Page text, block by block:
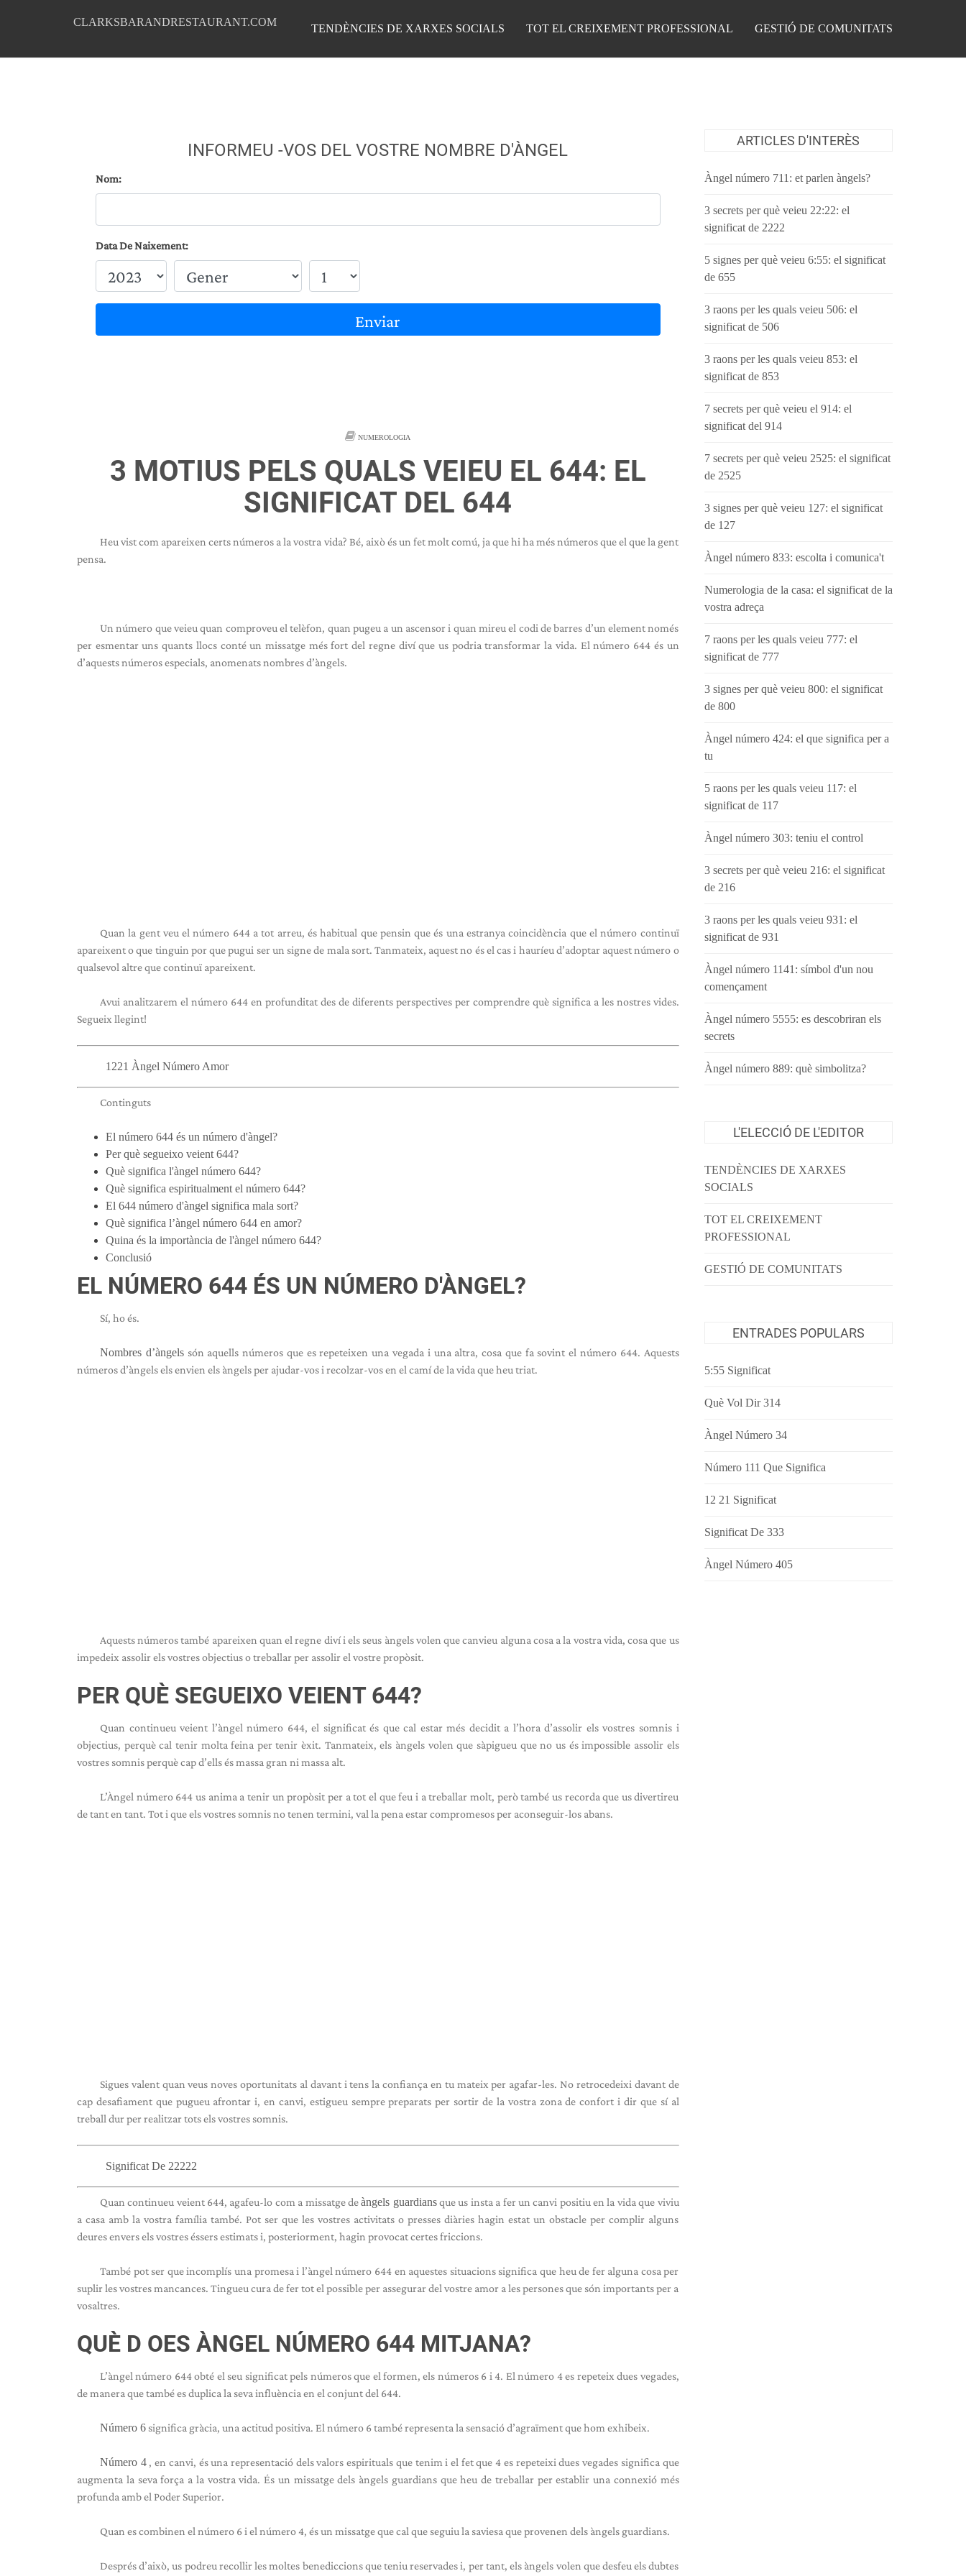
CLARKSBARANDRESTAURANT.COM
TENDÈNCIES DE XARXES SOCIALS TOT EL CREIXEMENT PROFESSIONAL GESTIÓ DE COMUNITATS
INFORMEU -VOS DEL VOSTRE NOMBRE D'ÀNGEL
Nom:
Data De Naixement:
Enviar
NUMEROLOGIA
3 MOTIUS PELS QUALS VEIEU EL 644: EL
SIGNIFICAT DEL 644
Heu vist com apareixen certs números a la vostra vida? Bé, això és un fet molt comú, ja que hi ha més números que el que la gent
pensa.
Un número que veieu quan comproveu el telèfon, quan pugeu a un ascensor i quan mireu el codi de barres d’un element només
per esmentar uns quants llocs conté un missatge més fort del regne diví que us podria transformar la vida. El número 644 és un
d’aquests números especials, anomenats nombres d’àngels.
Quan la gent veu el número 644 a tot arreu, és habitual que pensin que és una estranya coincidència que el número continuï
apareixent o que tinguin por que pugui ser un signe de mala sort. Tanmateix, aquest no és el cas i hauríeu d’adoptar aquest número o
qualsevol altre que continuï apareixent.
Avui analitzarem el número 644 en profunditat des de diferents perspectives per comprendre què significa a les nostres vides.
Segueix llegint!
1221 Àngel Número Amor
Continguts
El número 644 és un número d'àngel?
Per què segueixo veient 644?
Què significa l'àngel número 644?
Què significa espiritualment el número 644?
El 644 número d'àngel significa mala sort?
Què significa l’àngel número 644 en amor?
Quina és la importància de l'àngel número 644?
Conclusió
EL NÚMERO 644 ÉS UN NÚMERO D'ÀNGEL?
Sí, ho és.
Nombres d’àngelssón aquells números que es repeteixen una vegada i una altra, cosa que fa sovint el número 644. Aquests
números d’àngels els envien els àngels per ajudar-vos i recolzar-vos en el camí de la vida que heu triat.
Aquests números també apareixen quan el regne diví i els seus àngels volen que canvieu alguna cosa a la vostra vida, cosa que us
impedeix assolir els vostres objectius o treballar per assolir el vostre propòsit.
PER QUÈ SEGUEIXO VEIENT 644?
Quan continueu veient l’àngel número 644, el significat és que cal estar més decidit a l’hora d’assolir els vostres somnis i
objectius, perquè cal tenir molta feina per tenir èxit. Tanmateix, els àngels volen que sàpigueu que no us és impossible assolir els
vostres somnis perquè cap d’ells és massa gran ni massa alt.
L’Àngel número 644 us anima a tenir un propòsit per a tot el que feu i a treballar molt, però també us recorda que us divertireu
de tant en tant. Tot i que els vostres somnis no tenen termini, val la pena estar compromesos per aconseguir-los abans.
Sigues valent quan veus noves oportunitats al davant i tens la confiança en tu mateix per agafar-les. No retrocedeixi davant de
cap desafiament que pugueu afrontar i, en canvi, estigueu sempre preparats per sortir de la vostra zona de confort i dir que sí al
treball dur per realitzar tots els vostres somnis.
Significat De 22222
Quan continueu veient 644, agafeu-lo com a missatge deàngels guardiansque us insta a fer un canvi positiu en la vida que viviu
a casa amb la vostra família també. Pot ser que les vostres activitats o presses diàries hagin estat un obstacle per complir alguns
deures envers els vostres éssers estimats i, posteriorment, hagin provocat certes friccions.
També pot ser que incomplís una promesa i l’àngel número 644 en aquestes situacions significa que heu de fer alguna cosa per
suplir les vostres mancances. Tingueu cura de fer tot el possible per assegurar del vostre amor a les persones que són importants per a
vosaltres.
QUÈ D OES ÀNGEL NÚMERO 644 MITJANA?
L’àngel número 644 obté el seu significat pels números que el formen, els números 6 i 4. El número 4 es repeteix dues vegades,
de manera que també es duplica la seva influència en el conjunt del 644.
Número 6 significa gràcia, una actitud positiva. El número 6 també representa la sensació d’agraïment que hom exhibeix.
Número 4, en canvi, és una representació dels valors espirituals que tenim i el fet que 4 es repeteixi dues vegades significa que
augmenta la seva força a la vostra vida. És un missatge dels àngels guardians que heu de treballar per establir una connexió més
profunda amb el Poder Superior.
Quan es combinen el número 6 i el número 4, és un missatge que cal que seguiu la saviesa que provenen dels àngels guardians.
Després d’això, us podreu recollir les moltes benediccions que teniu reservades i, per tant, els àngels volen que desfeu els dubtes
ARTICLES D'INTERÈS
Àngel número 711: et parlen àngels?
3 secrets per què veieu 22:22: el
significat de 2222
5 signes per què veieu 6:55: el significat
de 655
3 raons per les quals veieu 506: el
significat de 506
3 raons per les quals veieu 853: el
significat de 853
7 secrets per què veieu el 914: el
significat del 914
7 secrets per què veieu 2525: el significat
de 2525
3 signes per què veieu 127: el significat
de 127
Àngel número 833: escolta i comunica't
Numerologia de la casa: el significat de la
vostra adreça
7 raons per les quals veieu 777: el
significat de 777
3 signes per què veieu 800: el significat
de 800
Àngel número 424: el que significa per a
tu
5 raons per les quals veieu 117: el
significat de 117
Àngel número 303: teniu el control
3 secrets per què veieu 216: el significat
de 216
3 raons per les quals veieu 931: el
significat de 931
Àngel número 1141: símbol d'un nou
començament
Àngel número 5555: es descobriran els
secrets
Àngel número 889: què simbolitza?
L'ELECCIÓ DE L'EDITOR
TENDÈNCIES DE XARXES
SOCIALS
TOT EL CREIXEMENT
PROFESSIONAL
GESTIÓ DE COMUNITATS
ENTRADES POPULARS
5:55 Significat
Què Vol Dir 314
Àngel Número 34
Número 111 Que Significa
12 21 Significat
Significat De 333
Àngel Número 405